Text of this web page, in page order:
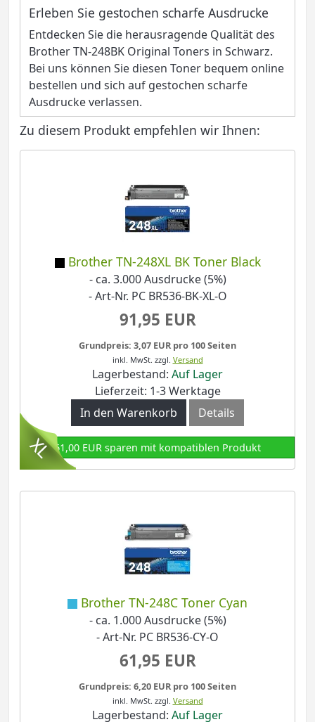
Erleben Sie gestochen scharfe Ausdrucke
Entdecken Sie die herausragende Qualität des
Brother TN-248BK Original Toners in Schwarz.
Bei uns können Sie diesen Toner bequem online
bestellen und sich auf gestochen scharfe
Ausdrucke verlassen.
Zu diesem Produkt empfehlen wir Ihnen:
Brother TN-248XL BK Toner Black
- ca. 3.000 Ausdrucke (5%)
- Art-Nr. PC BR536-BK-XL-O
91,95 EUR
Grundpreis: 3,07 EUR pro 100 Seiten
inkl. MwSt. zzgl. Versand
Lagerbestand: Auf Lager
Lieferzeit: 1-3 Werktage
In den Warenkorb
Details
61,00 EUR sparen mit kompatiblen Produkt
Brother TN-248C Toner Cyan
- ca. 1.000 Ausdrucke (5%)
- Art-Nr. PC BR536-CY-O
61,95 EUR
Grundpreis: 6,20 EUR pro 100 Seiten
inkl. MwSt. zzgl. Versand
Lagerbestand: Auf Lager